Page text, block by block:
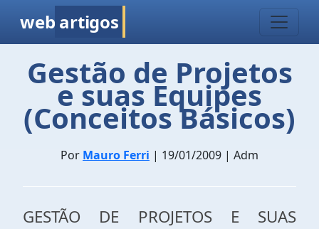
web artigos
Gestão de Projetos
e suas Equipes
(Conceitos Básicos)
Por Mauro Ferri | 19/01/2009 | Adm
GESTÃO DE PROJETOS E SUAS